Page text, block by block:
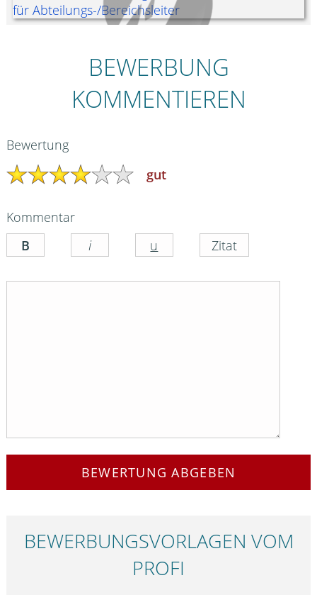
BEWERBUNG
KOMMENTIEREN
Bewertung
gut
Kommentar
BEWERTUNG ABGEBEN
BEWERBUNGS­VORLAGEN VOM
PROFI